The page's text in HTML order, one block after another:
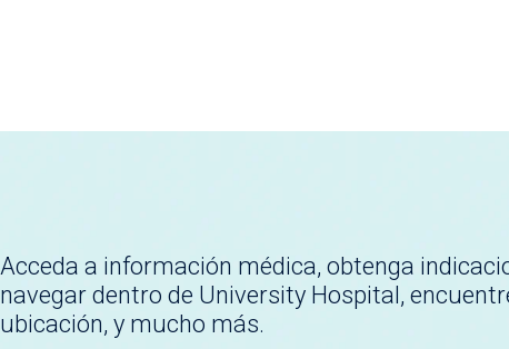
Acceda a información médica, obtenga
navegar dentro de University Hospital,
ubicación, y mucho más.